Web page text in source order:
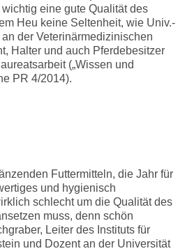
eine gute Qualität des
Heu keine Seltenheit, wie Univ.-
der Veterinärmedizinischen
Halter und auch Pferdebesitzer
(„Wissen und
PR 4/2014).
Futtermitteln, die Jahr für
und hygienisch
schlecht um die Qualität des
muss, denn schön
Leiter des Instituts für
und Dozent an der Universität